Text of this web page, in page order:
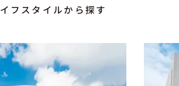
フスタイルから探す